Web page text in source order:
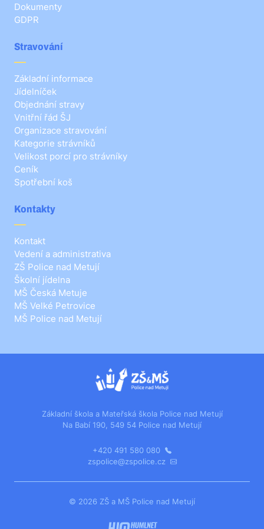
Dokumenty
GDPR
Stravování
Základní informace
Jídelníček
Objednání stravy
Vnitřní řád ŠJ
Organizace stravování
Kategorie strávníků
Velikost porcí pro strávníky
Ceník
Spotřební koš
Kontakty
Kontakt
Vedení a administrativa
ZŠ Police nad Metují
Školní jídelna
MŠ Česká Metuje
MŠ Velké Petrovice
MŠ Police nad Metují
Základní škola a Mateřská škola Police nad Metují
Na Babí 190, 549 54 Police nad Metují
+420 491 580 080
zspolice@zspolice.cz
© 2026 ZŠ a MŠ Police nad Metují